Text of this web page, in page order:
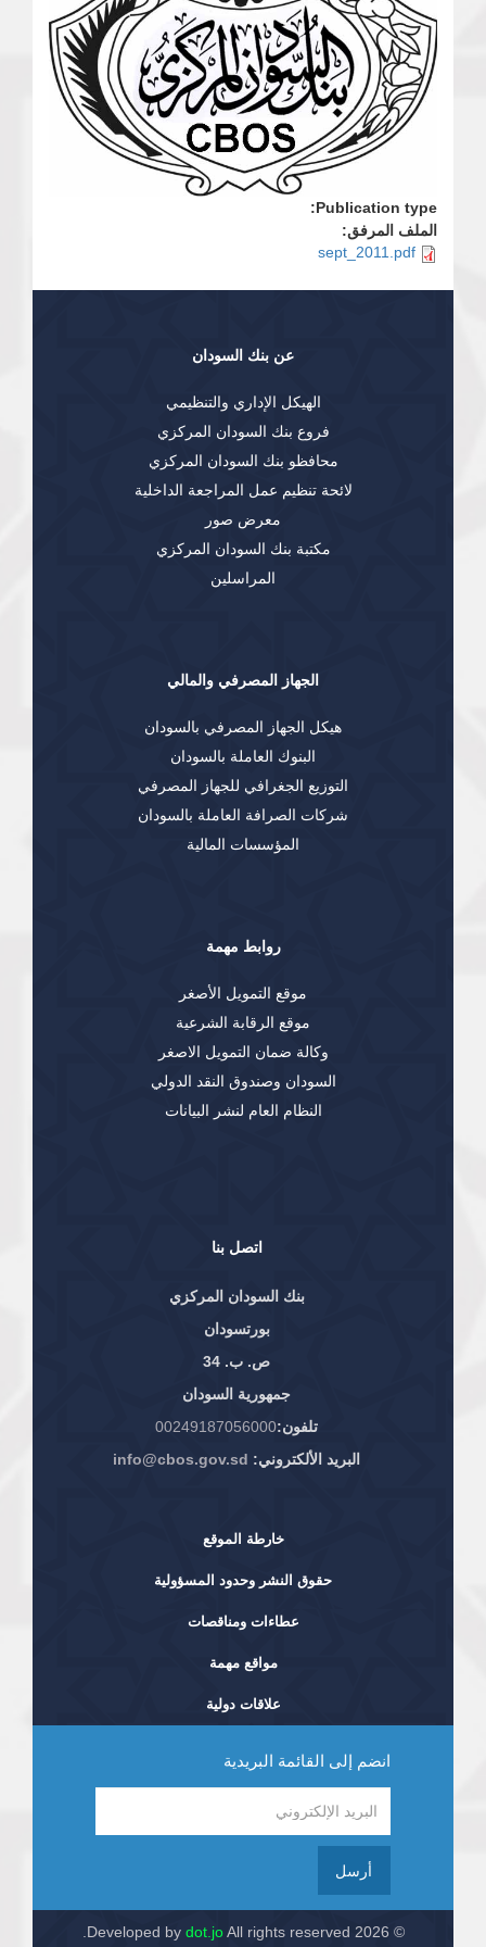
Publication type:
الملف المرفق:
sept_2011.pdf
اتصل بنا
بنك السودان المركزي
بورتسودان
ص. ب. 34
جمهورية السودان
تلفون:00249187056000
البريد الألكتروني: info@cbos.gov.sd
عن بنك السودان
الهيكل الإداري والتنظيمي
فروع بنك السودان المركزي
محافظو بنك السودان المركزي
لائحة تنظيم عمل المراجعة الداخلية
معرض صور
مكتبة بنك السودان المركزي
المراسلين
الجهاز المصرفي والمالي
هيكل الجهاز المصرفي بالسودان
البنوك العاملة بالسودان
التوزيع الجغرافي للجهاز المصرفي
شركات الصرافة العاملة بالسودان
المؤسسات المالية
روابط مهمة
موقع التمويل الأصغر
موقع الرقابة الشرعية
وكالة ضمان التمويل الاصغر
السودان وصندوق النقد الدولي
النظام العام لنشر البيانات
خارطة الموقع
حقوق النشر وحدود المسؤولية
عطاءات ومناقصات
مواقع مهمة
علاقات دولية
انضم إلى القائمة البريدية
أرسل
© 2026 Developed by
dot.joAll rights reserved.